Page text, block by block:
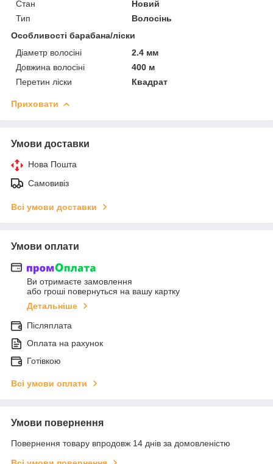
Стан
Новий
Тип
Волосінь
Особливості барабана/ліски
Діаметр волосіні
2.4 мм
Довжина волосіні
400 м
Перетин ліски
Квадрат
Приховати
Умови доставки
Нова Пошта
Самовивіз
Всі умови доставки
Умови оплати
Ви отримаєте замовлення
або гроші повернуться на вашу картку
Детальніше
Післяплата
Оплата на рахунок
Готівкою
Всі умови оплати
Умови повернення
Повернення товару впродовж 14 днів за домовленістю